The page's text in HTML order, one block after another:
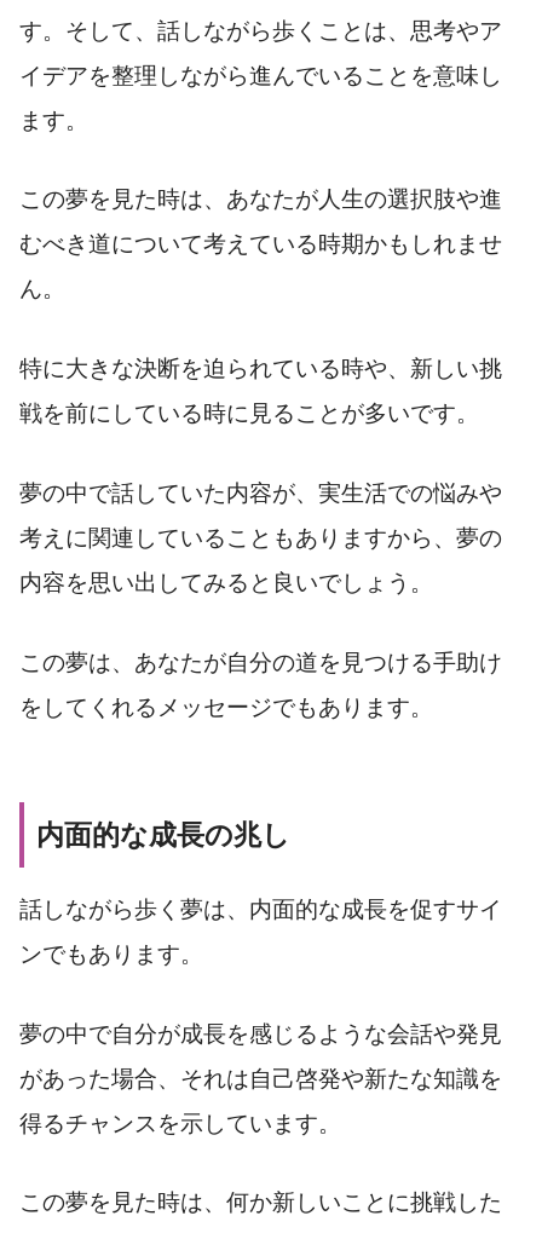
す。そして、話しながら歩くことは、思考やア
イデアを整理しながら進んでいることを意味し
ます。
この夢を見た時は、あなたが人生の選択肢や進
むべき道について考えている時期かもしれませ
ん。
特に大きな決断を迫られている時や、新しい挑
戦を前にしている時に見ることが多いです。
夢の中で話していた内容が、実生活での悩みや
考えに関連していることもありますから、夢の
内容を思い出してみると良いでしょう。
この夢は、あなたが自分の道を見つける手助け
をしてくれるメッセージでもあります。
内面的な成長の兆し
話しながら歩く夢は、内面的な成長を促すサイ
ンでもあります。
夢の中で自分が成長を感じるような会話や発見
があった場合、それは自己啓発や新たな知識を
得るチャンスを示しています。
この夢を見た時は、何か新しいことに挑戦した